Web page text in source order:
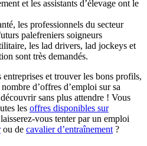
et les assistants d’élevage ont le
les professionnels du secteur
palefreniers soigneurs
les lad drivers, lad jockeys et
sont très demandés.
et trouver les bons profils,
d’offres d’emploi sur sa
sans plus attendre ! Vous
les offres disponibles sur
vous tenter par un emploi
ou de cavalier d’entraînement?